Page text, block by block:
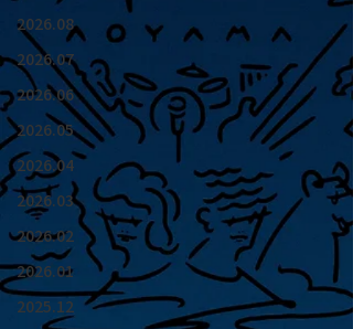
2026.08
2026.07
2026.06
2026.05
2026.04
2026.03
2026.02
2026.01
2025.12